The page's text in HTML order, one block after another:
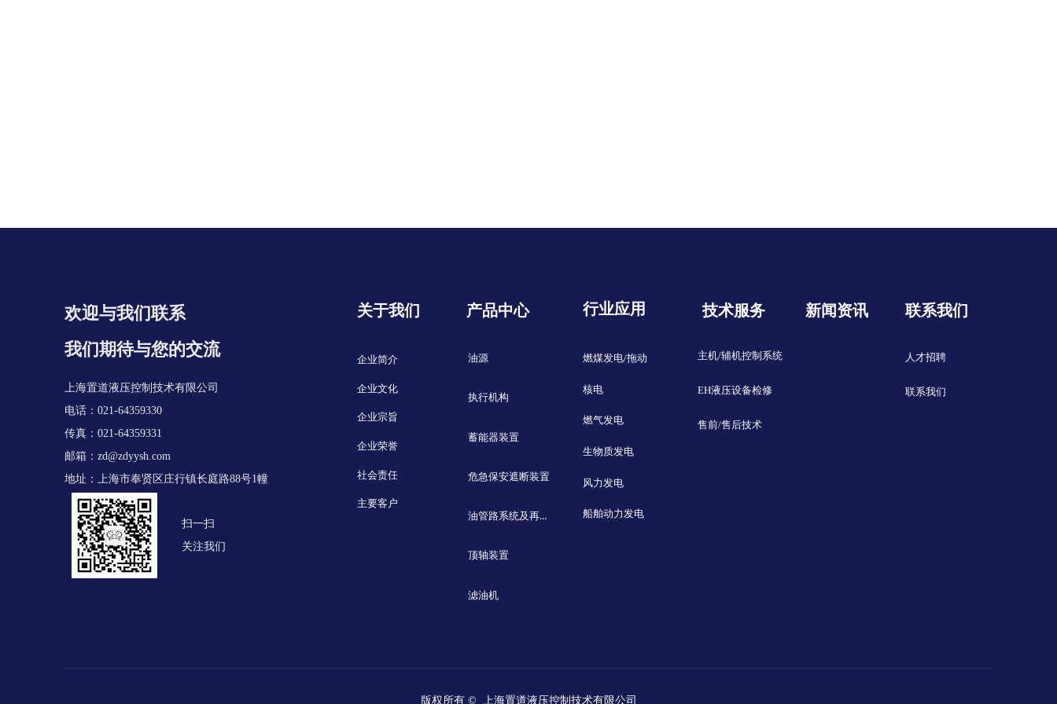
版权所有 © 上海置道液压控制技术有限公司
欢迎与我们联系
我们期待与您的交流
上海置道液压控制技术有限公司
电话：021-64359330
传真：021-64359331
邮箱： zd@zdyysh.com
地址：上海市奉贤区庄行镇长庭路88号1幢
扫一扫
关注我们
关于我们
企业简介
企业文化
企业宗旨
企业荣誉
社会责任
主要客户
产品中心
油源
执行机构
蓄能器装置
危急保安遮断装置
油管路系统及再生装置
顶轴装置
滤油机
行业应用
燃煤发电/拖动
核电
燃气发电
生物质发电
风力发电
船舶动力发电
技术服务
主机/辅机控制系统
EH液压设备检修
售前/售后技术
新闻资讯 联系我们
人才招聘
联系我们